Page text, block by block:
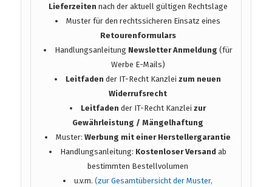
Lieferzeiten nach der aktuell gültigen Rechtslage
Muster für den rechtssicheren Einsatz eines
Retourenformulars
Handlungsanleitung Newsletter Anmeldung (für
Werbe E-Mails)
Leitfaden der IT-Recht Kanzleizum neuen
Widerrufsrecht
Leitfaden der IT-Recht Kanzleizur
Gewährleistung / Mängelhaftung
Muster:Werbung mit einer Herstellergarantie
Handlungsanleitung: Kostenloser Versand ab
bestimmten Bestellvolumen
u.v.m.(zur Gesamtübersicht der Muster,